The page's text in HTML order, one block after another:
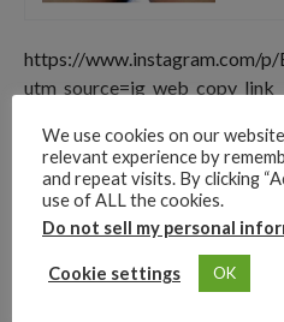
https://www.instagram.com/
utm_source=ig_web_copy_link
0
We use cookies on our
relevant experience by
and repeat visits. By clicking
use of ALL the cookies.
Do not sell my personal
Cookie settings OK